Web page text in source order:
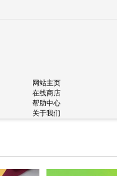
网站主页
在线商店
帮助中心
关于我们